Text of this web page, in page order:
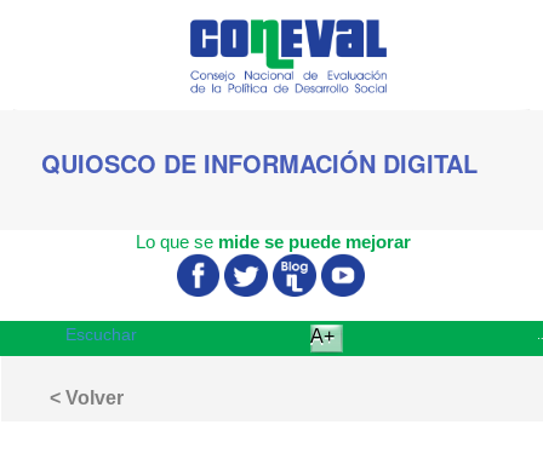
QUIOSCO DE INFORMACIÓN DIGITAL
Lo que se mide se puede mejorar
Escuchar A+
< Volver